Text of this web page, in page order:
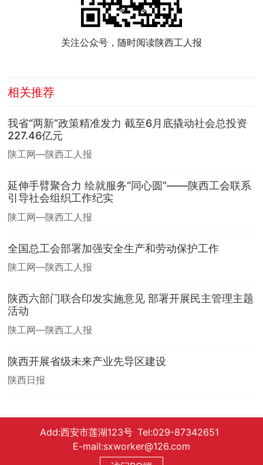
关注公众号，随时阅读陕西工人报
相关推荐
我省“两新”政策精准发力 截至6月底撬动社会总投资
227.46亿元
陕工网—陕西工人报
延伸手臂聚合力 绘就服务“同心圆”——陕西工会联系
引导社会组织工作纪实
陕工网—陕西工人报
全国总工会部署加强安全生产和劳动保护工作
陕工网—陕西工人报
陕西六部门联合印发实施意见 部署开展民主管理主题
活动
陕工网—陕西工人报
陕西开展省级未来产业先导区建设
陕西日报
Add:西安市莲湖123号 Tel:029-87342651
E-mail:sxworker@126.com